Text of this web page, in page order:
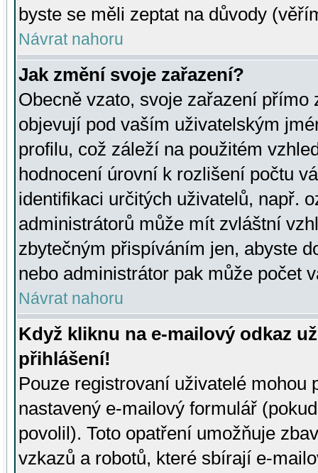
byste se měli zeptat na důvody
Návrat nahoru
Jak změní svoje zařazení?
Obecně vzato, svoje zařazení přímo
objevují pod vaším uživatelským
profilu, což záleží na použitém
hodnocení úrovní k rozlišení počtu
identifikaci určitých uživatelů, např.
administrátorů může mít zvláštní
zbytečným přispíváním jen, abyste
nebo administrátor pak může počet
Návrat nahoru
Když kliknu na e-mailový odkaz
přihlášení!
Pouze registrovaní uživatelé mohou
nastavený e-mailový formulář
povolil). Toto opatření umožňuje
vzkazů a robotů, které sbírají e-